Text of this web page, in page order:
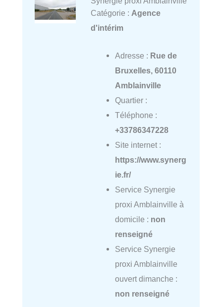
Catégorie : Agence
d'intérim
Adresse : Rue de
Bruxelles, 60110
Amblainville
Quartier :
Téléphone :
+33786347228
Site internet :
https://www.synerg
ie.fr/
Service Synergie
proxi Amblainville à
domicile : non
renseigné
Service Synergie
proxi Amblainville
ouvert dimanche :
non renseigné